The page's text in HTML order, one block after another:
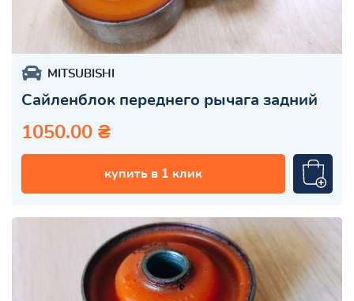
MITSUBISHI
Сайленблок переднего рычага задний
1050.00 ₴
купить в 1 клик